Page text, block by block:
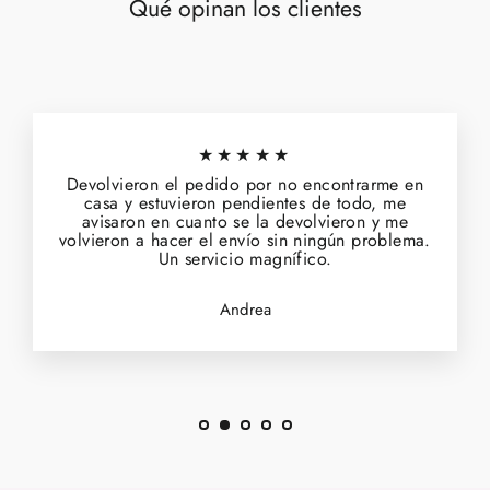
Qué opinan los clientes
★★★★★
Devolvieron el pedido por no encontrarme en
casa y estuvieron pendientes de todo, me
avisaron en cuanto se la devolvieron y me
volvieron a hacer el envío sin ningún problema.
Un servicio magnífico.
Andrea